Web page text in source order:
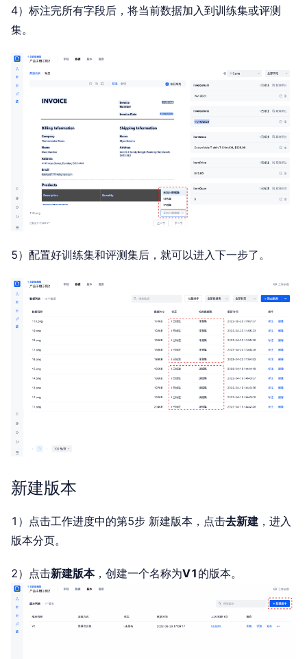
4）标注完所有字段后，将当前数据加入到训练集或评测
集。
5）配置好训练集和评测集后，就可以进入下一步了。
新建版本
1）点击工作进度中的第5步 新建版本，点击去新建 ，进入
版本分页。
2）点击新建版本，创建一个名称为V1 的版本。